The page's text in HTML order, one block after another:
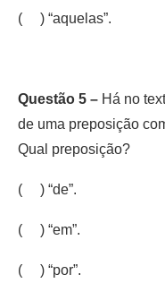
( ) “aquelas”.
Questão 5 – Há no
de uma preposição
Qual preposição?
( ) “de”.
( ) “em”.
( ) “por”.